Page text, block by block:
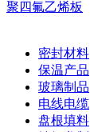
聚四氟乙烯板
密封材料
保温产品
玻璃制品
电线电缆
盘根填料